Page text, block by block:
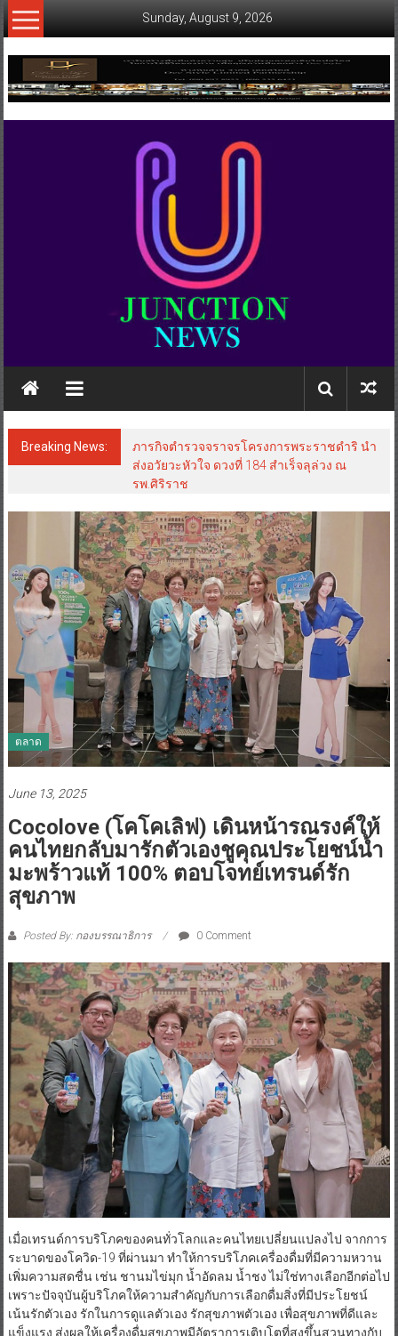
Skip
to
Sunday, August 9, 2026
www.ujunctionnews.com
เว็บ
ข่าว
Breaking News:
ภารกิจตำรวจจราจรโครงการพระราชดำริ นำ
ส่งอวัยวะหัวใจ ดวงที่ 184 สำเร็จลุล่วง ณ
รพ.ศิริราช
ตลาด
June 13, 2025
Cocolove (โคโคเลิฟ) เดินหน้ารณรงค์ให้
คนไทยกลับมารักตัวเองชูคุณประโยชน์น้ำ
มะพร้าวแท้ 100% ตอบโจทย์เทรนด์รัก
สุขภาพ
Posted By: กองบรรณาธิการ 0 Comment
เมื่อเทรนด์การบริโภคของคนทั่วโลกและคนไทยเปลี่ยนแปลงไป จากการ
ระบาดของโควิด-19 ที่ผ่านมา ทำให้การบริโภคเครื่องดื่มที่มีความหวาน
เพิ่มความสดชื่น เช่น ชานมไข่มุก น้ำอัดลม น้ำชง ไม่ใช่ทางเลือกอีกต่อไป
เพราะปัจจุบันผู้บริโภคให้ความสำคัญกับการเลือกดื่มสิ่งที่มีประโยชน์
เน้นรักตัวเอง รักในการดูแลตัวเอง รักสุขภาพตัวเอง เพื่อสุขภาพที่ดีและ
แข็งแรง ส่งผลให้เครื่องดื่มสุขภาพมีอัตราการเติบโตที่สูงขึ้นสวนทางกับ